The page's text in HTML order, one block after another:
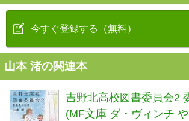
今すぐ登録する（無料）
山本 渚の関連本
吉野北高校図書委員会2
(MF文庫 ダ・ヴィンチ